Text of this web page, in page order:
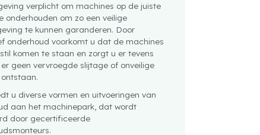
verplicht om machines op de juiste
onderhouden om zo een veilige
te kunnen garanderen. Door
onderhoud voorkomt u dat de machines
komen te staan en zorgt u er tevens
geen vervroegde slijtage of onveilige
u diverse vormen en uitvoeringen van
aan het machinepark, dat wordt
door gecertificeerde